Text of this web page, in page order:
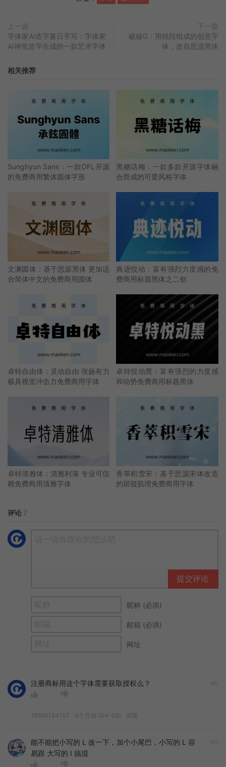
上一篇
字体家AI造字夏日手写：字体家
AI神笔造字生成的一款艺术字体
下一篇
破線G：用线段组成的创意字
体，改自思源黑体
相关推荐
Sunghyun Sans：一款OFL开源
的免费商用繁体圆体字形
黑糖话梅：一款多款开源字体融
合而成的可爱风格字体
文渊圆体：基于思源黑体 更加适
合简体中文的免费商用圆体
典迹悦动：富有强烈力度感的免
费商用标题黑体之二创
卓特自由体：灵动自由 张扬有力
极具视觉冲击力免费商用字体
卓特悦动黑：富有强烈的力度感
和动势免费商用标题黑体
卓特清雅体：清雅利落 专业可信
赖免费商用清雅字体
香萃积雪宋：基于思源宋体改造
的斑驳肌理免费商用字体
评论 7
提交评论
昵称 (必填)
邮箱 (必填)
网址
注册商标用这个字体需要获取授权么？
18668134107 4个月前 (04-08) 回复
能不能把小写的 L 改一下，加个小尾巴，小写的 L 容
易跟 大写的 I 搞混